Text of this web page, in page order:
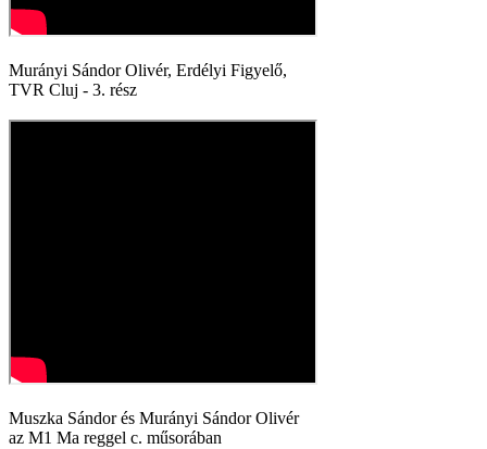
Murányi Sándor Olivér, Erdélyi Figyelő,
TVR Cluj - 3. rész
Muszka Sándor és Murányi Sándor Olivér
az M1 Ma reggel c. műsorában